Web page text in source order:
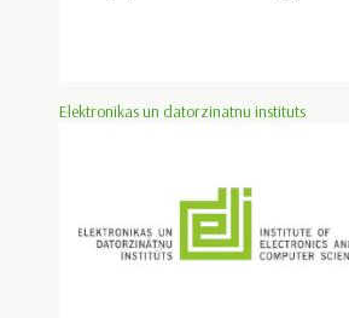
Elektronikas un datorzinatnu instituts